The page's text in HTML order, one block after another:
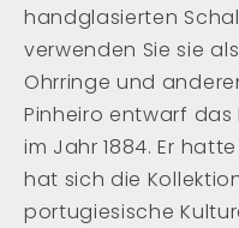
handglasierten
verwenden Sie sie
Ohrringe und
Pinheiro entwarf
im Jahr 1884. Er
hat sich die
portugiesische